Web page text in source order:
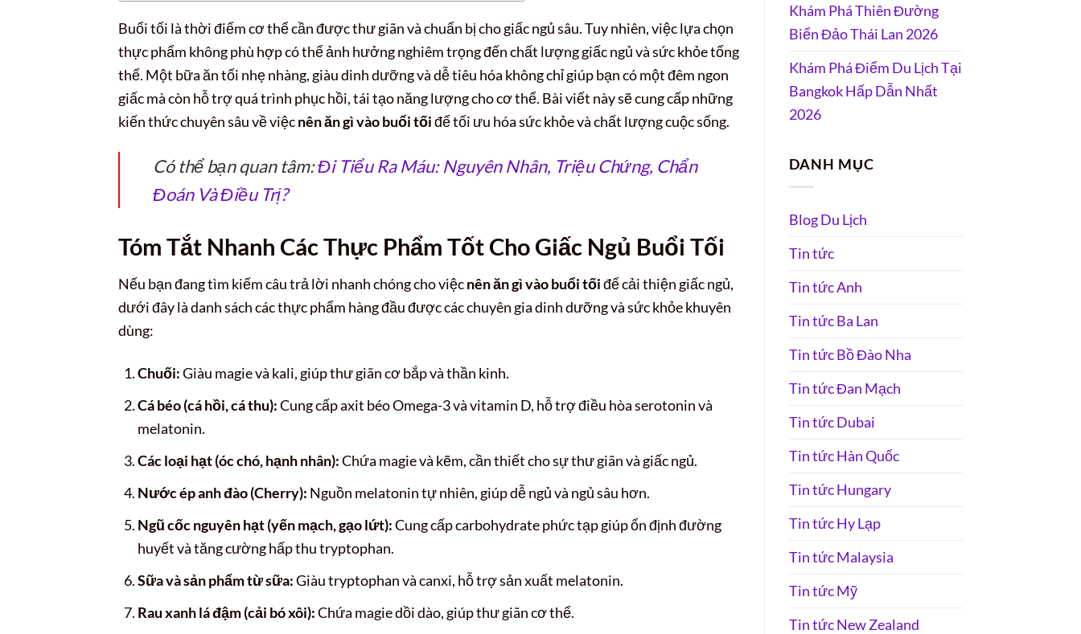
Buổi tối là thời điểm cơ thể cần được thư giãn và chuẩn bị cho giấc ngủ sâu. Tuy nhiên, việc lựa chọn
thực phẩm không phù hợp có thể ảnh hưởng nghiêm trọng đến chất lượng giấc ngủ và sức khỏe tổng
thể. Một bữa ăn tối nhẹ nhàng, giàu dinh dưỡng và dễ tiêu hóa không chỉ giúp bạn có một đêm ngon
giấc mà còn hỗ trợ quá trình phục hồi, tái tạo năng lượng cho cơ thể. Bài viết này sẽ cung cấp những
kiến thức chuyên sâu về việcnên ăn gì vào buổi tốiđể tối ưu hóa sức khỏe và chất lượng cuộc sống.
Có thể bạn quan tâm:Đi Tiểu Ra Máu: Nguyên Nhân, Triệu Chứng, Chẩn
Đoán Và Điều Trị?
Tóm Tắt Nhanh Các Thực Phẩm Tốt Cho Giấc Ngủ Buổi Tối
Nếu bạn đang tìm kiếm câu trả lời nhanh chóng cho việcnên ăn gì vào buổi tốiđể cải thiện giấc ngủ,
dưới đây là danh sách các thực phẩm hàng đầu được các chuyên gia dinh dưỡng và sức khỏe khuyên
dùng:
Chuối:Giàu magie và kali, giúp thư giãn cơ bắp và thần kinh.
Cá béo (cá hồi, cá thu):Cung cấp axit béo Omega-3 và vitamin D, hỗ trợ điều hòa serotonin và
melatonin.
Các loại hạt (óc chó, hạnh nhân):Chứa magie và kẽm, cần thiết cho sự thư giãn và giấc ngủ.
Nước ép anh đào (Cherry): Nguồn melatonin tự nhiên, giúp dễ ngủ và ngủ sâu hơn.
Ngũ cốc nguyên hạt (yến mạch, gạo lứt):Cung cấp carbohydrate phức tạp giúp ổn định đường
huyết và tăng cường hấp thu tryptophan.
Sữa và sản phẩm từ sữa:Giàu tryptophan và canxi, hỗ trợ sản xuất melatonin.
Rau xanh lá đậm (cải bó xôi):Chứa magie dồi dào, giúp thư giãn cơ thể.
Khám Phá Thiên Đường
Biển Đảo Thái Lan 2026
Khám Phá Điểm Du Lịch Tại
Bangkok Hấp Dẫn Nhất
2026
DANH MỤC
Blog Du Lịch
Tin tức
Tin tức Anh
Tin tức Ba Lan
Tin tức Bồ Đào Nha
Tin tức Đan Mạch
Tin tức Dubai
Tin tức Hàn Quốc
Tin tức Hungary
Tin tức Hy Lạp
Tin tức Malaysia
Tin tức Mỹ
Tin tức New Zealand